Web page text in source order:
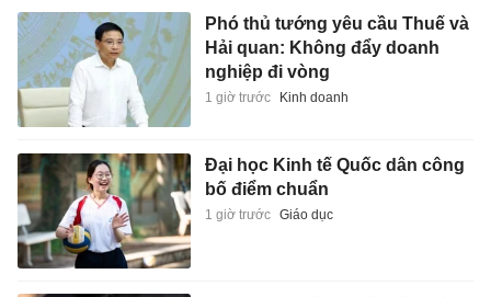
Phó thủ tướng yêu cầu Thuế và
Hải quan: Không đẩy doanh
nghiệp đi vòng
1 giờ trước Kinh doanh
Đại học Kinh tế Quốc dân công
bố điểm chuẩn
1 giờ trước Giáo dục